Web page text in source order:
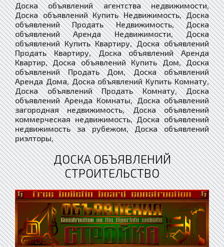
Доска объявлений агентства недвижимости,
Доска объявлений Купить Недвижимость, Доска
объявлений Продать Недвижимость, Доска
объявлений Аренда Недвижимости, Доска
объявлений Купить Квартиру, Доска объявлений
Продать Квартиру, Доска объявлений Аренда
Квартир, Доска объявлений Купить Дом, Доска
объявлений Продать Дом, Доска объявлений
Аренда Дома, Доска объявлений Купить Комнату,
Доска объявлений Продать Комнату, Доска
объявлений Аренда Комнаты, Доска объявлений
загородная недвижимость, Доска объявлений
коммерческая недвижимость, Доска объявлений
недвижимость за рубежом, Доска объявлений
риэлторы,
ДОСКА ОБЪЯВЛЕНИЙ
СТРОИТЕЛЬСТВО